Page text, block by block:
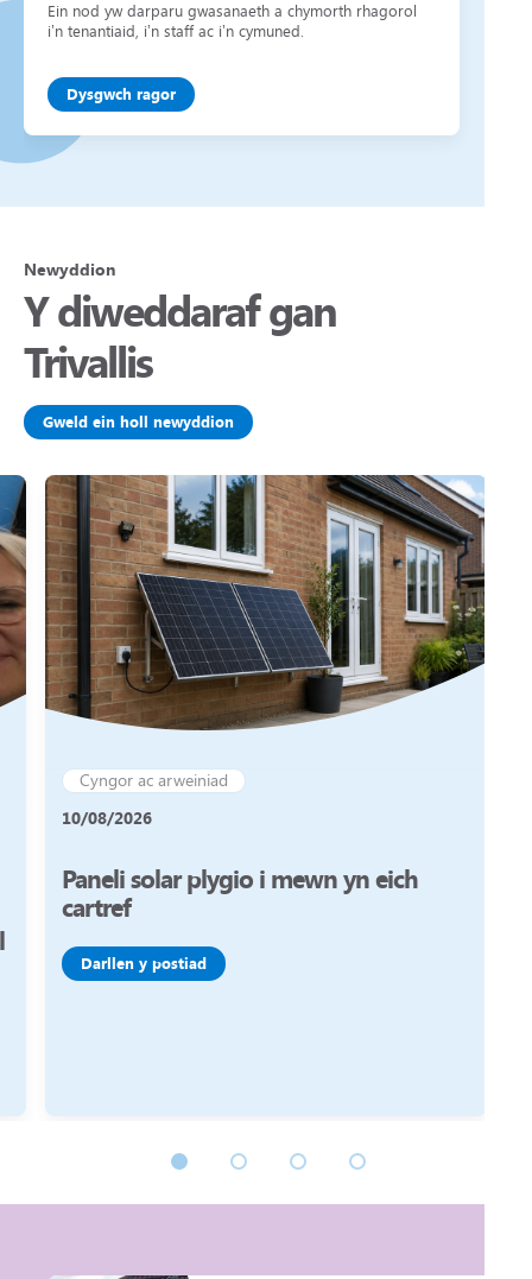
Ein nod yw darparu gwasanaeth a chymorth rhagorol
i’n tenantiaid, i’n staff ac i’n cymuned.
Dysgwch ragor
Newyddion
Y diweddaraf gan
Trivallis
Gweld ein holl newyddion
Cyngor ac arweiniad
10/08/2026
Paneli solar plygio i mewn yn eich
cartref
Darllen y postiad